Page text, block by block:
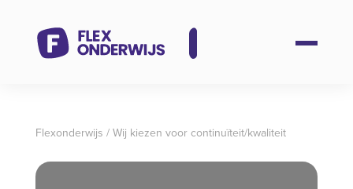
Flexonderwijs /Wij kiezen voor continuïteit/kwaliteit